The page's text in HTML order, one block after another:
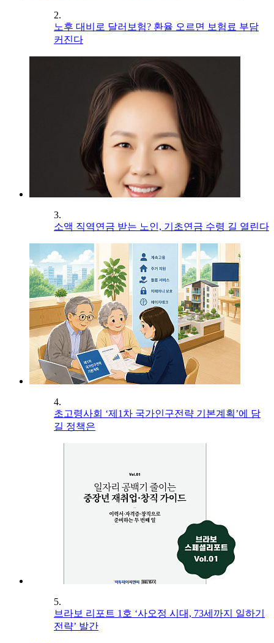
2.
노후 대비로 달러보험? 환율 오르면 보험료 부담
커진다
3.
소액 직역연금 받는 노인, 기초연금 수령 길 열린다
4.
초고령사회 ‘제1차 국가인구전략 기본계획’에 담
길 정책은
5.
브라보 리포트 1호 ‘사오정 시대, 73세까지 일하기
전략’ 발간